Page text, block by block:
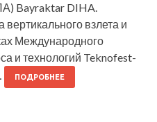
Bayraktar DIHA.
взлета и
Международного
и технологий Teknofest-
ПОДРОБНЕЕ